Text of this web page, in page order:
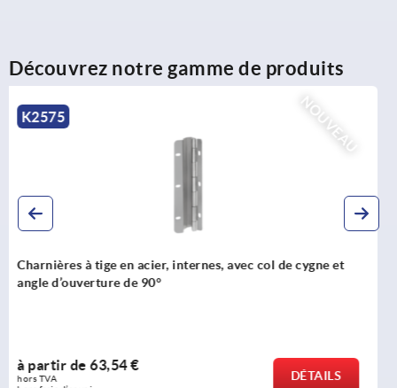
Découvrez notre gamme de produits
NOUVEAU
K0791
Goupille d'arrêt avec bouton de manœuvre en inox
à partir de17,25 €
hors TVA
DÉTAILS